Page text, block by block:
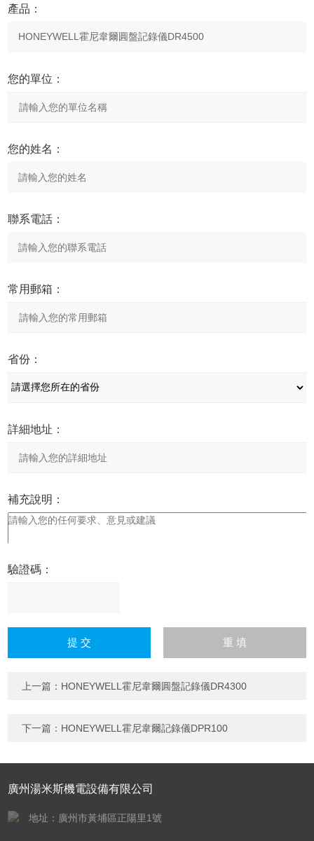
產品：
您的單位：
您的姓名：
聯系電話：
常用郵箱：
省份：
詳細地址：
補充說明：
驗證碼：
字），如：三加四=7
上一篇： HONEYWELL霍尼韋爾圓盤記錄儀DR4300
下一篇： HONEYWELL霍尼韋爾記錄儀DPR100
廣州湯米斯機電設備有限公司
地址：廣州市黃埔區正陽里1號